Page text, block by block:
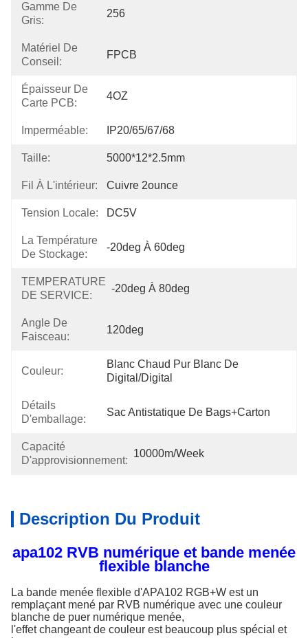
Gamme De
Gris:
256
Matériel De
Conseil:
FPCB
Épaisseur De
Carte PCB:
4OZ
Imperméable: IP20/65/67/68
Taille: 5000*12*2.5mm
Fil À L'intérieur: Cuivre 2ounce
Tension Locale: DC5V
La Température
De Stockage:
-20deg À 60deg
TEMPERATURE
DE SERVICE:
-20deg À 80deg
Angle De
Faisceau:
120deg
Couleur:
Blanc Chaud Pur Blanc De
Digital/Digital
Détails
D'emballage:
Sac Antistatique De Bags+carton
Capacité
D'approvisionnement:
10000m/week
Description Du Produit
apa102 RVB numérique et bande menée
flexible blanche
La bande menée flexible d'APA102 RGB+W est un
remplaçant mené par RVB numérique avec une couleur
blanche de puer numérique menée,
l'effet changeant de couleur est beaucoup plus spécial et